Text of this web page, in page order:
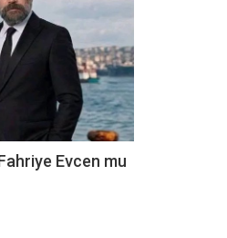
Evcen mu